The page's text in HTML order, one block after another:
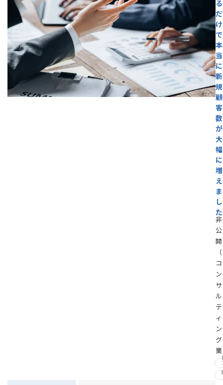
る
だ
け
で
本
当
に
新
規
顧
客
数
が
大
幅
に
増
え
ま
し
非
公
開
コ
ン
サ
ル
テ
ィ
ン
グ